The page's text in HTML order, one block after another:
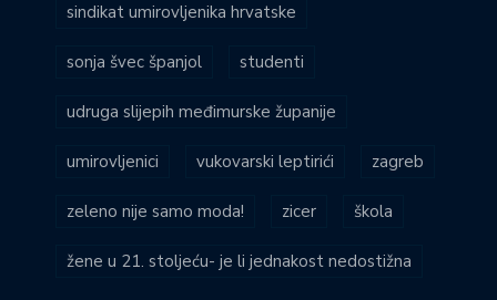
sindikat umirovljenika hrvatske
sonja švec španjol studenti
udruga slijepih međimurske županije
umirovljenici vukovarski leptirići zagreb
zeleno nije samo moda! zicer škola
žene u 21. stoljeću- je li jednakost nedostižna